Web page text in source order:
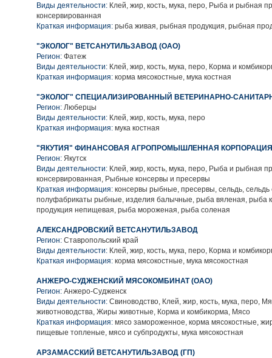
Виды деятельности: Клей, жир, кость, мука, перо, Рыба и рыбная
консервированная
Краткая информация: рыба живая, рыбная продукция, рыбная
"ЭКОЛОГ" ВЕТСАНУТИЛЬЗАВОД (ОАО)
Регион: Фатеж
Виды деятельности: Клей, жир, кость, мука, перо, Корма и
Краткая информация: корма мясокостные, мука костная
"ЭКОЛОГ" СПЕЦИАЛИЗИРОВАННЫЙ ВЕТЕРИНАРНО-
Регион: Люберцы
Виды деятельности: Клей, жир, кость, мука, перо
Краткая информация: мука костная
"ЯКУТИЯ" ФИНАНСОВАЯ АГРОПРОМЫШЛЕННАЯ КОРПОРАЦИЯ
Регион: Якутск
Виды деятельности: Клей, жир, кость, мука, перо, Рыба и рыбная
консервированная, Рыбные консервы и пресервы
Краткая информация: консервы рыбные, пресервы, сельдь, сельдь
полуфабрикаты рыбные, изделия балычные, рыба вяленая, рыба
продукция непищевая, рыба мороженая, рыба соленая
АЛЕКСАНДРОВСКИЙ ВЕТСАНУТИЛЬЗАВОД
Регион: Ставропольский край
Виды деятельности: Клей, жир, кость, мука, перо, Корма и
Краткая информация: корма мясокостные, мука мясокостная
АНЖЕРО-СУДЖЕНСКИЙ МЯСОКОМБИНАТ (ОАО)
Регион: Анжеро-Судженск
Виды деятельности: Свиноводство, Клей, жир, кость, мука, перо,
животноводства, Жиры животные, Корма и комбикорма, Мясо
Краткая информация: мясо замороженное, корма мясокостные,
пищевые топленые, мясо и субпродукты, мука мясокостная
АРЗАМАССКИЙ ВЕТСАНУТИЛЬЗАВОД (ГП)